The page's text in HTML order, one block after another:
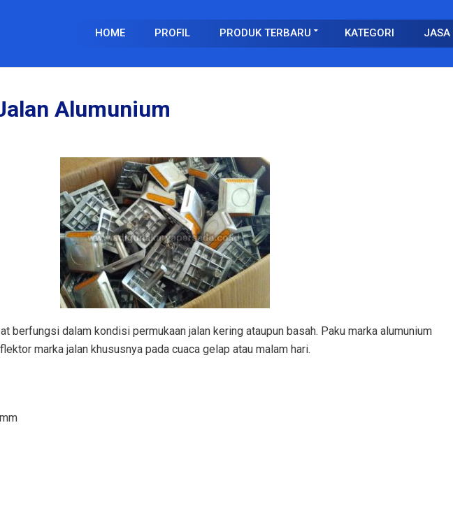
HOME PROFIL PRODUK TERBARU KATEGORI JASA
Alumunium
berfungsi dalam kondisi permukaan jalan kering ataupun basah. Paku marka alumunium
marka jalan khususnya pada cuaca gelap atau malam hari.